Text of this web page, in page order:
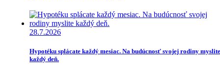
28.7.2026
Hypotéku splácate každý mesiac. Na budúcnosť svojej rodiny myslite
každý deň.